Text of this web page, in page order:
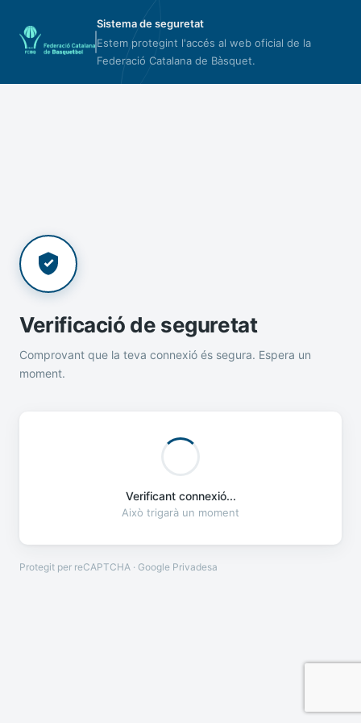
Sistema de seguretat
Estem protegint l'accés al web oficial de la
Federació Catalana de Bàsquet.
Verificació de seguretat
Comprovant que la teva connexió és segura. Espera un
moment.
Verificant connexió...
Això trigarà un moment
Protegit per reCAPTCHA · Google Privadesa